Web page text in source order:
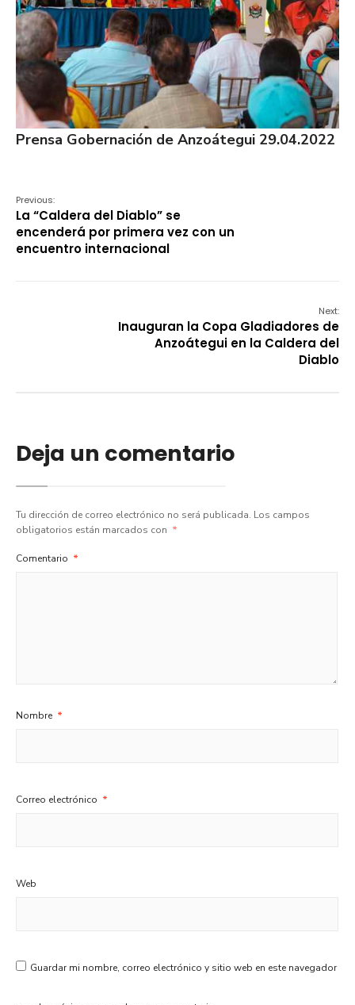
Prensa Gobernación de Anzoátegui 29.04.2022
Previous:
La “Caldera del Diablo” se
encenderá por primera vez con un
encuentro internacional
Next:
Inauguran la Copa Gladiadores de
Anzoátegui en la Caldera del
Diablo
Deja un comentario
Tu dirección de correo electrónico no será publicada. Los campos
obligatorios están marcados con *
Comentario *
Nombre *
Correo electrónico *
Web
Guardar mi nombre, correo electrónico y sitio web en este navegador